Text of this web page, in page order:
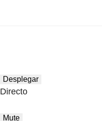
Desplegar
Directo
Mute